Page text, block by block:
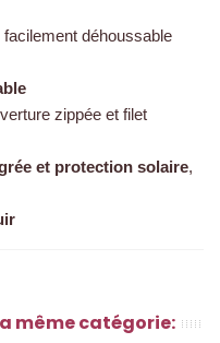
facilement déhoussable
zippée et filet
et protection solaire,
même catégorie: